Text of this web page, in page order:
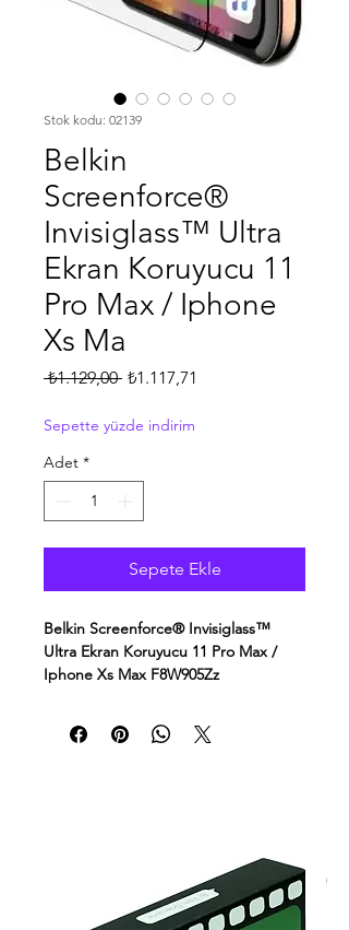
Stok kodu: 02139
Belkin
Screenforce®
Invisiglass™ Ultra
Ekran Koruyucu 11
Pro Max / Iphone
Xs Ma
₺1.129,00 Normal
₺1.117,71
Sepette yüzde indirim
Adet *
Sepete Ekle
Belkin Screenforce® Invisiglass™
Ultra Ekran Koruyucu 11 Pro Max /
Iphone Xs Max F8W905Zz
Belkin F8W905ZZ SC+ Invisiglass Ultra
iPhone XS Max Ekran Koruyucu
ve kullanım kolaylığı sunar. Ultra
premium cam yapısı, kimyasal olarak
temperlenmiş camdan daha güçlü